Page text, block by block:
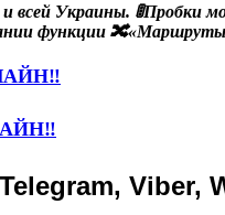
и всей Украины.
функции
Viber,